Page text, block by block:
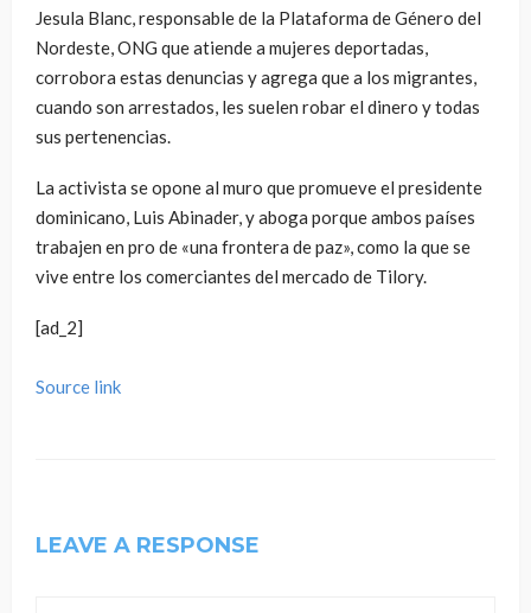
Jesula Blanc, responsable de la Plataforma de Género del
Nordeste, ONG que atiende a mujeres deportadas,
corrobora estas denuncias y agrega que a los migrantes,
cuando son arrestados, les suelen robar el dinero y todas
sus pertenencias.
La activista se opone al muro que promueve el presidente
dominicano, Luis Abinader, y aboga porque ambos países
trabajen en pro de «una frontera de paz», como la que se
vive entre los comerciantes del mercado de Tilory.
[ad_2]
Source link
LEAVE A RESPONSE